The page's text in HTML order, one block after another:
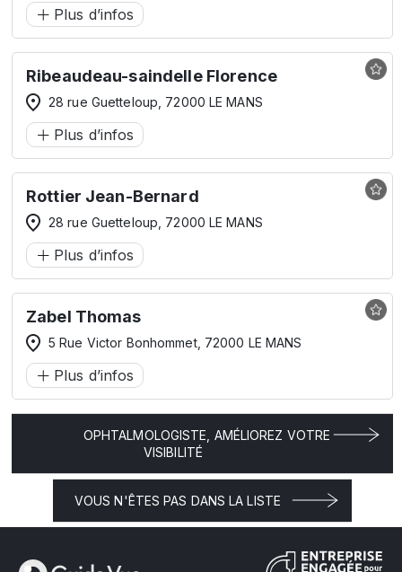
Plus d’infos
Ribeaudeau-saindelle Florence
28 rue Guetteloup, 72000 LE MANS
Plus d’infos
Rottier Jean-Bernard
28 rue Guetteloup, 72000 LE MANS
Plus d’infos
Zabel Thomas
5 Rue Victor Bonhommet, 72000 LE MANS
Plus d’infos
OPHTALMOLOGISTE, AMÉLIOREZ VOTRE
VISIBILITÉ
VOUS N'ÊTES PAS DANS LA LISTE